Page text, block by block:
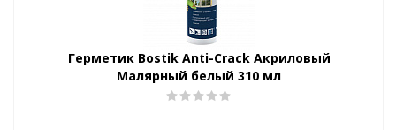
Герметик Bostik Anti-Crack Акриловый
Малярный белый 310 мл